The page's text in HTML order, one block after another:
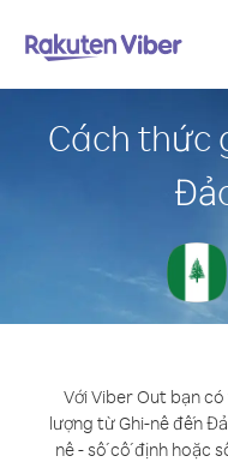
Cách thức
Với Viber Out bạn
lượng từ Ghi-nê đến
nê - số cố định hoặc